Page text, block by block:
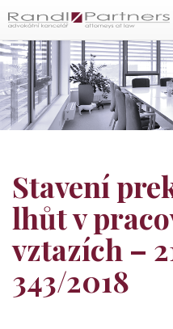
Stavení
lhůt v
vztazích –
343/2018
Čeština